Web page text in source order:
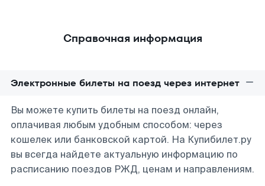
Справочная информация
Электронные билеты на поезд через интернет
Вы можете купить билеты на поезд онлайн,
оплачивая любым удобным способом: через
кошелек или банковской картой. На Купибилет.ру
вы всегда найдете актуальную информацию по
расписанию поездов РЖД, ценам и направлениям.